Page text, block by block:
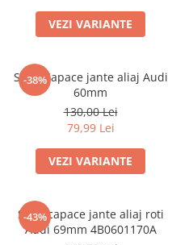
ȘtampileVEZI VARIANTE
-38%
Set 4 Capace jante aliaj Audi
60mm
130,00 Lei
79,99 Lei
VEZI VARIANTE
-43%
Set 4 capace jante aliaj roti
Audi 69mm 4B0601170A